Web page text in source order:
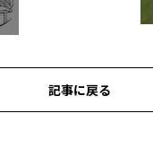
記事に戻る